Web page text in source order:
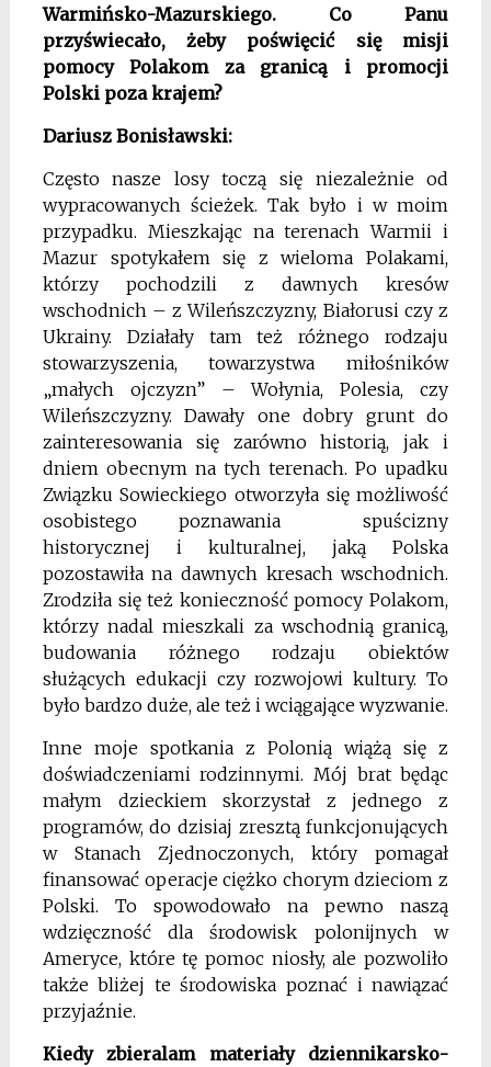
Warmińsko-Mazurskiego. Co Panu
przyświecało, żeby poświęcić się misji
pomocy Polakom za granicą i promocji
Polski poza krajem?
Dariusz Bonisławski:
Często nasze losy toczą się niezależnie od
wypracowanych ścieżek. Tak było i w moim
przypadku. Mieszkając na terenach Warmii i
Mazur spotykałem się z wieloma Polakami,
którzy pochodzili z dawnych kresów
wschodnich – z Wileńszczyzny, Białorusi czy z
Ukrainy. Działały tam też różnego rodzaju
stowarzyszenia, towarzystwa miłośników
„małych ojczyzn” – Wołynia, Polesia, czy
Wileńszczyzny. Dawały one dobry grunt do
zainteresowania się zarówno historią, jak i
dniem obecnym na tych terenach. Po upadku
Związku Sowieckiego otworzyła się możliwość
osobistego poznawania spuścizny
historycznej i kulturalnej, jaką Polska
pozostawiła na dawnych kresach wschodnich.
Zrodziła się też konieczność pomocy Polakom,
którzy nadal mieszkali za wschodnią granicą,
budowania różnego rodzaju obiektów
służących edukacji czy rozwojowi kultury. To
było bardzo duże, ale też i wciągające wyzwanie.
Inne moje spotkania z Polonią wiążą się z
doświadczeniami rodzinnymi. Mój brat będąc
małym dzieckiem skorzystał z jednego z
programów, do dzisiaj zresztą funkcjonujących
w Stanach Zjednoczonych, który pomagał
finansować operacje ciężko chorym dzieciom z
Polski. To spowodowało na pewno naszą
wdzięczność dla środowisk polonijnych w
Ameryce, które tę pomoc niosły, ale pozwoliło
także bliżej te środowiska poznać i nawiązać
przyjaźnie.
Kiedy zbieralam materiały dziennikarsko-